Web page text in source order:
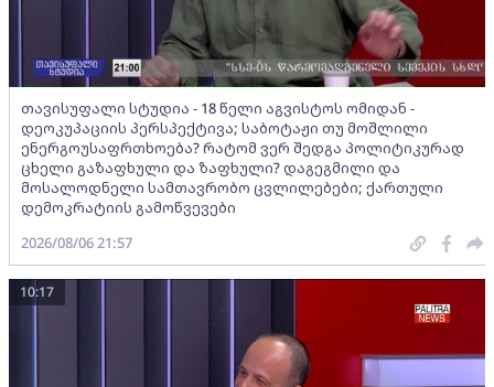
თავისუფალი სტუდია - 18 წელი აგვისტოს ომიდან -
დეოკუპაციის პერსპექტივა; საბოტაჟი თუ მოშლილი
ენერგოუსაფრთხოება? რატომ ვერ შედგა პოლიტიკურად
ცხელი გაზაფხული და ზაფხული? დაგეგმილი და
მოსალოდნელი სამთავრობო ცვლილებები; ქართული
დემოკრატიის გამოწვევები
2026/08/06 21:57
10:17